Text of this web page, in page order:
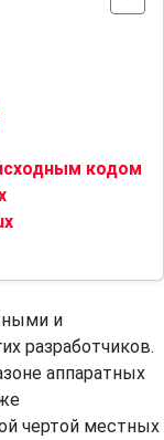
кодом
и
разработчиков.
аппаратных
чертой местных